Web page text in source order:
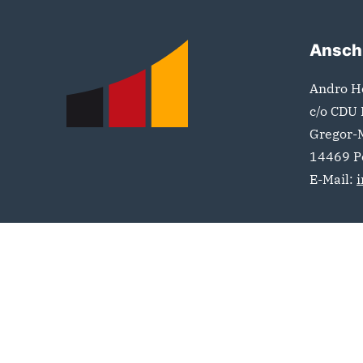
Andro
c/o CDU
Gregor-
14469
E-Mail: